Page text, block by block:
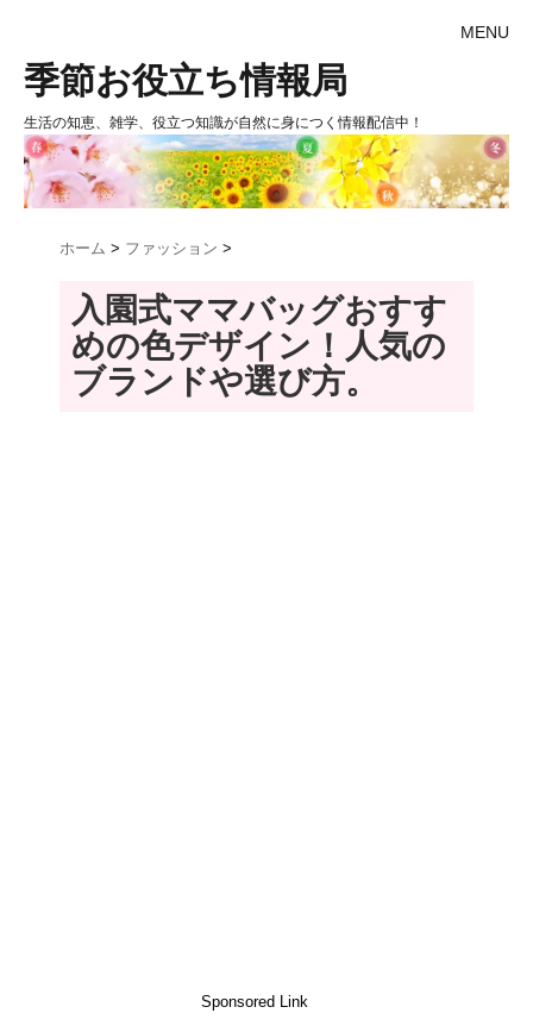
MENU
季節お役立ち情報局
生活の知恵、雑学、役立つ知識が自然に身につく情報配信中！
ホーム > ファッション >
入園式ママバッグおすす
めの色デザイン！人気の
ブランドや選び方。
Sponsored Link